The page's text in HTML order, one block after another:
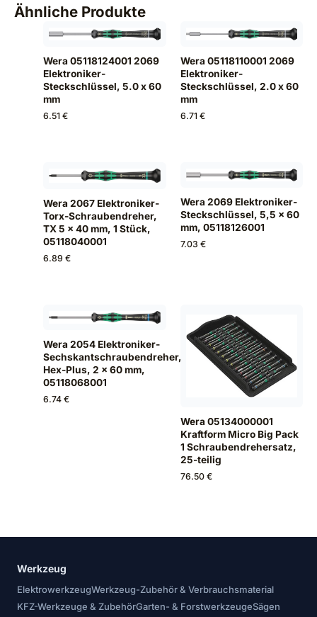
Ähnliche Produkte
Wera 05118124001 2069
Elektroniker-
Steckschlüssel, 5.0 x 60
mm
6.51 €
Wera 05118110001 2069
Elektroniker-
Steckschlüssel, 2.0 x 60
mm
6.71 €
Wera 2067 Elektroniker-
Torx-Schraubendreher,
TX 5 x 40 mm, 1 Stück,
05118040001
6.89 €
Wera 2069 Elektroniker-
Steckschlüssel, 5,5 x 60
mm, 05118126001
7.03 €
Wera 2054 Elektroniker-
Sechskantschraubendreher,
Hex-Plus, 2 x 60 mm,
05118068001
6.74 €
Wera 05134000001
Kraftform Micro Big Pack
1 Schraubendrehersatz,
25-teilig
76.50 €
Werkzeug
ElektrowerkzeugWerkzeug-Zubehör & Verbrauchsmaterial
KFZ-Werkzeuge & ZubehörGarten- & ForstwerkzeugeSägen